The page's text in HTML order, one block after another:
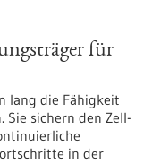
für
lang die Fähigkeit
sichern den Zell-
in der